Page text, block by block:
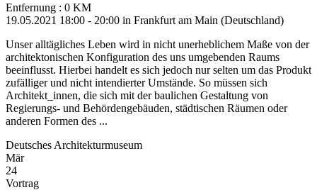
Entfernung : 0 KM
19.05.2021 18:00 - 20:00 in Frankfurt am Main (Deutschland)
Unser alltägliches Leben wird in nicht unerheblichem Maße von der
architektonischen Konfiguration des uns umgebenden Raums
beeinflusst. Hierbei handelt es sich jedoch nur selten um das Produkt
zufälliger und nicht intendierter Umstände. So müssen sich
Architekt_innen, die sich mit der baulichen Gestaltung von
Regierungs- und Behördengebäuden, städtischen Räumen oder
anderen Formen des ...
Deutsches Architekturmuseum
Mär
24
Vortrag